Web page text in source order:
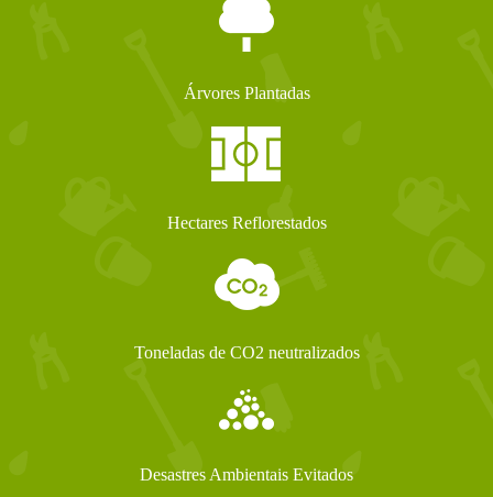
Árvores Plantadas
Hectares Reflorestados
Toneladas de CO2 neutralizados
Desastres Ambientais Evitados